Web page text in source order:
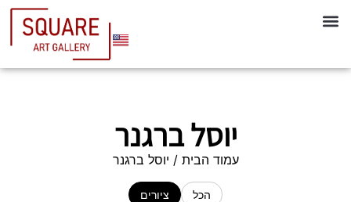
יוסל ברגנר
עמוד הבית / יוסל ברגנר
הכל ציורים